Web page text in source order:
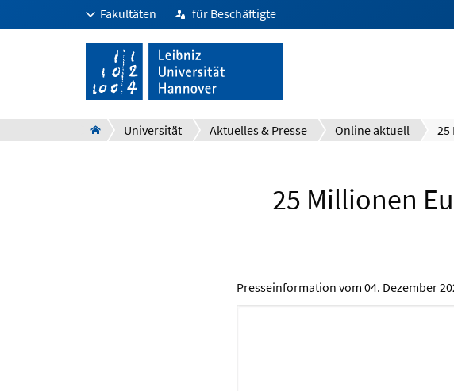
Fakultäten für Beschäftigte
Universität Aktuelles & Presse Online aktuell
25 Millionen
Presseinformation vom 04. Dezember